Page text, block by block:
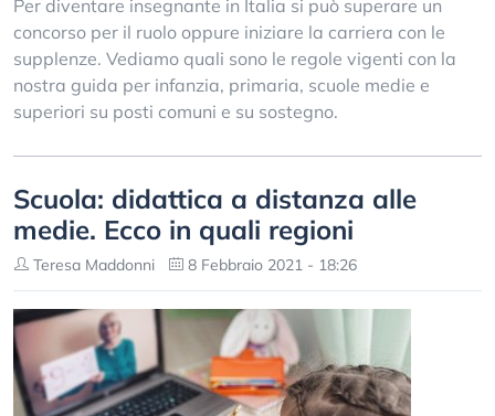
Per diventare insegnante in Italia si può superare un
concorso per il ruolo oppure iniziare la carriera con le
supplenze. Vediamo quali sono le regole vigenti con la
nostra guida per infanzia, primaria, scuole medie e
superiori su posti comuni e su sostegno.
Scuola: didattica a distanza alle
medie. Ecco in quali regioni
Teresa Maddonni 8 Febbraio 2021 - 18:26